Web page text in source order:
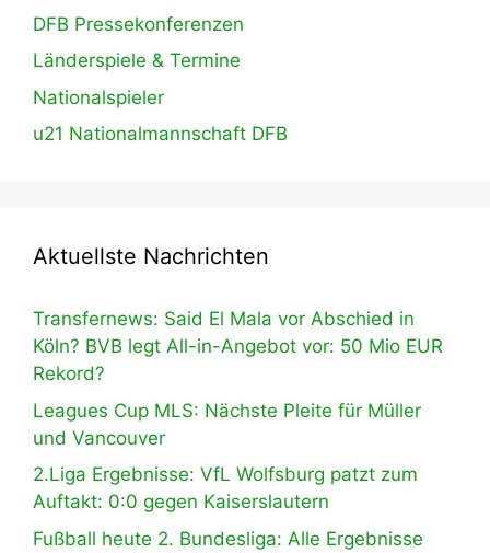
DFB Pressekonferenzen
Länderspiele & Termine
Nationalspieler
u21 Nationalmannschaft DFB
Aktuellste Nachrichten
Transfernews: Said El Mala vor Abschied in
Köln? BVB legt All-in-Angebot vor: 50 Mio EUR
Rekord?
Leagues Cup MLS: Nächste Pleite für Müller
und Vancouver
2.Liga Ergebnisse: VfL Wolfsburg patzt zum
Auftakt: 0:0 gegen Kaiserslautern
Fußball heute 2. Bundesliga: Alle Ergebnisse